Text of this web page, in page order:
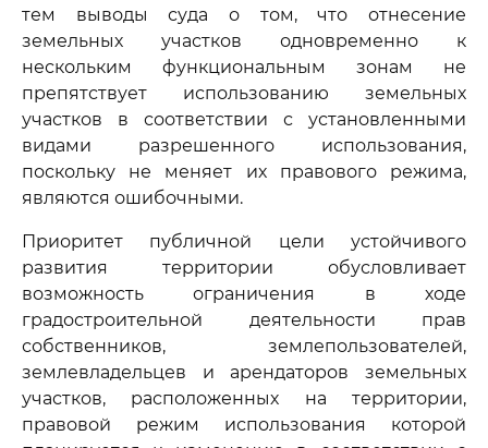
тем выводы суда о том, что отнесение
земельных участков одновременно к
нескольким функциональным зонам не
препятствует использованию земельных
участков в соответствии с установленными
видами разрешенного использования,
поскольку не меняет их правового режима,
являются ошибочными.
Приоритет публичной цели устойчивого
развития территории обусловливает
возможность ограничения в ходе
градостроительной деятельности прав
собственников, землепользователей,
землевладельцев и арендаторов земельных
участков, расположенных на территории,
правовой режим использования которой